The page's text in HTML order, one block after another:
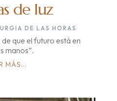
de luz
DE LAS HORAS
que el futuro está en
manos”.
MÁS...